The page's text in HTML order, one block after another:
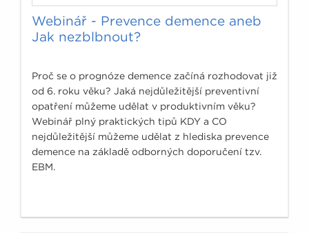
Webinář - Prevence demence aneb
Jak nezblbnout?
Proč se o prognóze demence začíná rozhodovat již
od 6. roku věku? Jaká nejdůležitější preventivní
opatření můžeme udělat v produktivním věku?
Webinář plný praktických tipů KDY a CO
nejdůležitější můžeme udělat z hlediska prevence
demence na základě odborných doporučení tzv.
EBM.